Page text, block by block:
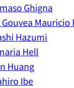
Ghigna
Gouvea Mauricio
Hazumi
Hell
Huang
Ibe